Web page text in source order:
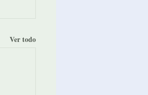
Ver todo